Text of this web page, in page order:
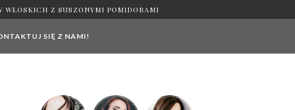
WŁOSKICH Z SUSZONYMI POMIDORAMI
SIĘ Z NAMI!